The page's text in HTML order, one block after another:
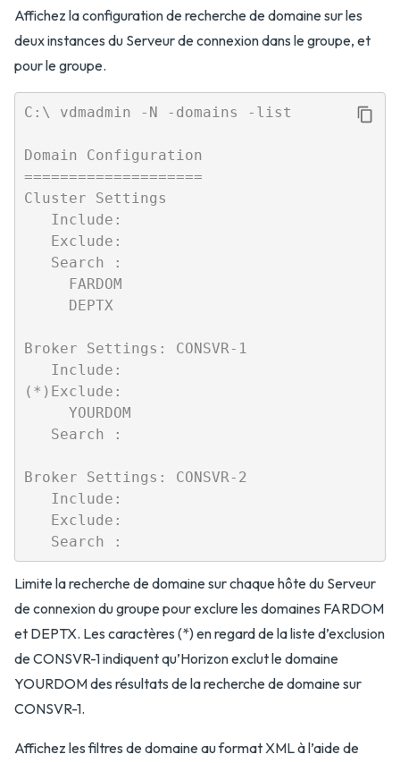
Affichez la configuration de recherche de domaine sur les
deux instances du Serveur de connexion dans le groupe, et
pour le groupe.
C:\ vdmadmin -N -domains -list
Domain Configuration
====================
Cluster Settings
   Include:
   Exclude:
   Search :
     FARDOM
     DEPTX
Broker Settings: CONSVR-1
   Include:
(*)Exclude:
     YOURDOM
   Search :
Broker Settings: CONSVR-2
   Include:
   Exclude:
Limite la recherche de domaine sur chaque hôte du Serveur
de connexion du groupe pour exclure les domaines FARDOM
et DEPTX. Les caractères (*) en regard de la liste d’exclusion
de CONSVR-1 indiquent qu’Horizon exclut le domaine
YOURDOM des résultats de la recherche de domaine sur
CONSVR-1.
Affichez les filtres de domaine au format XML à l’aide de